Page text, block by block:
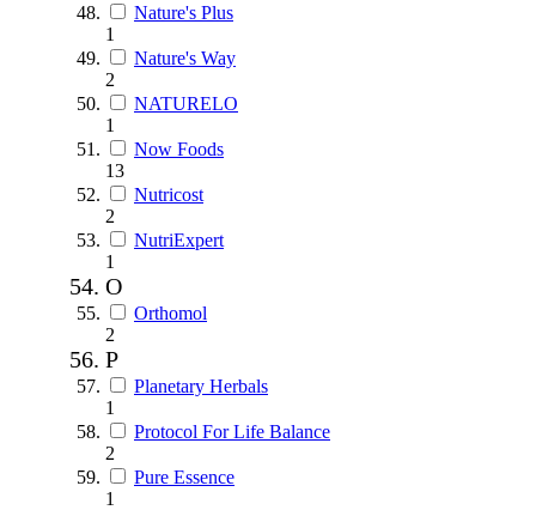
Nature's Plus
1
Nature's Way
2
NATURELO
1
Now Foods
13
Nutricost
2
NutriExpert
1
O
Orthomol
2
P
Planetary Herbals
1
Protocol For Life Balance
2
Pure Essence
1